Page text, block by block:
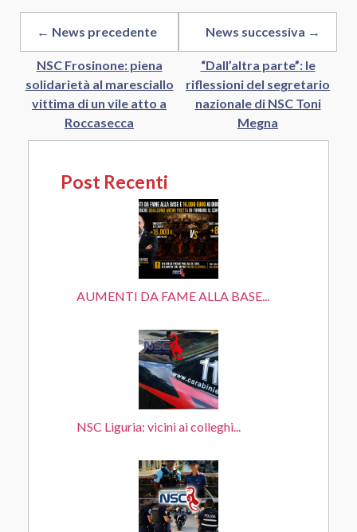
← News precedente
NSC Frosinone: piena
solidarietà al maresciallo
vittima di un vile atto a
Roccasecca
News successiva →
“Dall’altra parte”: le
riflessioni del segretario
nazionale di NSC Toni
Megna
Post Recenti
AUMENTI DA FAME ALLA BASE...
NSC Liguria: vicini ai colleghi...